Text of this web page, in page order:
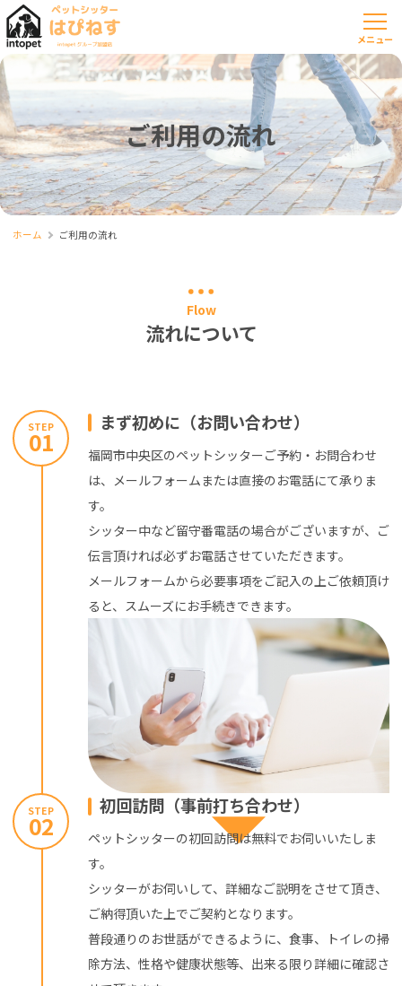
ご利用の流れ
ホーム ご利用の流れ
Flow
流れについて
STEP
01
まず初めに（お問い合わせ）
福岡市中央区のペットシッターご予約・お問合わせ
は、メールフォームまたは直接のお電話にて承りま
す。
シッター中など留守番電話の場合がございますが、ご
伝言頂ければ必ずお電話させていただきます。
メールフォームから必要事項をご記入の上ご依頼頂け
ると、スムーズにお手続きできます。
STEP
02
初回訪問（事前打ち合わせ）
ペットシッターの初回訪問は無料でお伺いいたしま
す。
シッターがお伺いして、詳細なご説明をさせて頂き、
ご納得頂いた上でご契約となります。
普段通りのお世話ができるように、食事、トイレの掃
除方法、性格や健康状態等、出来る限り詳細に確認さ